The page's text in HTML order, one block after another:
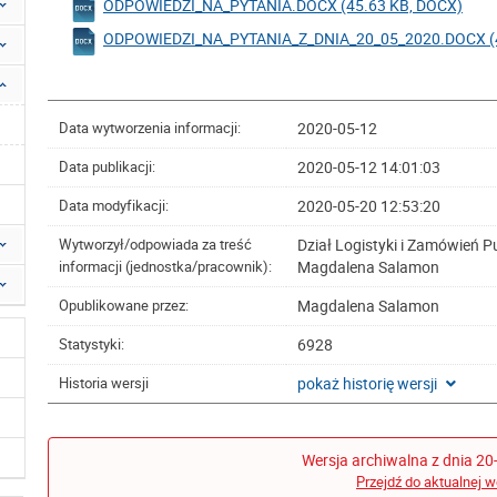
ODPOWIEDZI_NA_PYTANIA.DOCX (45.63 KB, DOCX)
ODPOWIEDZI_NA_PYTANIA_Z_DNIA_20_05_2020.DOCX
Data wytworzenia informacji: 2020-05-12
Data publikacji: 2020-05-12 14:01:03
Data modyfikacji: 2020-05-20 12:53:20
Wytworzył/odpowiada za treść
informacji (jednostka/pracownik):
Dział Logistyki i Zamówień
Magdalena Salamon
Opublikowane przez: Magdalena Salamon
Statystyki: 6928
Historia wersji pokaż historię wersji
Wersja archiwalna z dnia
Przejdź do aktualnej